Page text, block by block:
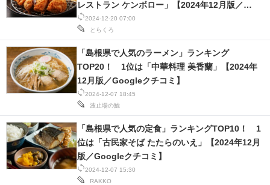
2024-12-20 07:00
とらくろ
レストラン ケンボロー」【2024年12月版／
Googleクチコミ】
2024-12-07 18:45
波止場の鯱
「島根県で人気のラーメン」ランキング
TOP20！ 1位は「中華料理 美香蘭」【2024年
12月版／Googleクチコミ】
2024-12-07 15:30
RAKKO
「島根県で人気の定食」ランキングTOP10！ 1
位は「古民家そば たたらのいえ」【2024年12月
版／Googleクチコミ】